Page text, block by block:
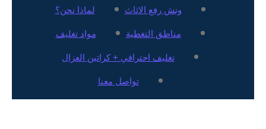
ونش رفع الاثاث لماذا نحن؟
مناطق التغطية مواد تغليف
تغليف احترافي + كراتين العزال
تواصل معنا